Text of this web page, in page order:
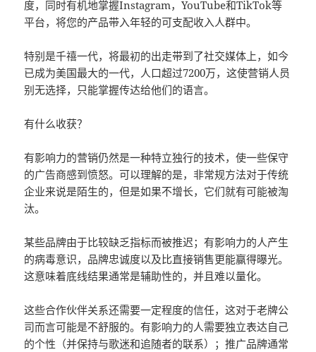
度，同时有机地掌握Instagram，YouTube和TikTok等
平台，将您的产品带入年轻的可支配收入人群中。
特别是千禧一代，将最初的出走带到了社交媒体上，如今
已成为美国最大的一代，人口超过7200万，这使营销人员
别无选择，只能掌握传达给他们的语言。
有什么收获？
有影响力的营销仍然是一种特立独行的技术，使一些保守
的广告商感到愤怒。可以理解的是，非常规方法对于传统
企业来说是陌​​生的，但是如果不增长，它们就有可能被淘
汰。
某些品牌由于比较缺乏指标而被推迟；有影响力的人产生
的病毒意识，品牌忠诚度以及比直接销售更能赢得曝光。
这意味着底线结果通常是辅助性的，并且难以量化。
这些合作伙伴关系还需要一定程度的信任，这对于老牌公
司而言可能是不舒服的。有影响力的人需要独立表达自己
的个性（并保持与歌迷和追随者的联系）；推广品牌通常